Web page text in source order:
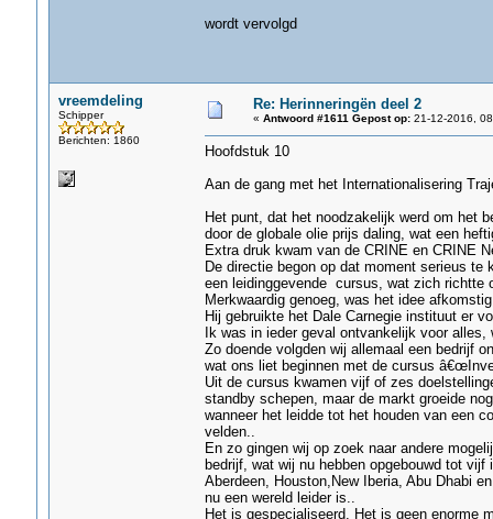
wordt vervolgd
vreemdeling
Schipper
Berichten: 1860
Re: Herinneringën deel 2
« Antwoord #1611 Gepost op:21-12-2016,
Hoofdstuk 10
Aan de gang met het Internationalisering
Het punt, dat het noodzakelijk werd om het
door de globale olie prijs daling, wat een
Extra druk kwam van de CRINE en CRINE
De directie begon op dat moment serieus te
een leidinggevende cursus, wat zich richtte
Merkwaardig genoeg, was het idee
Hij gebruikte het Dale Carnegie instituut er
Ik was in ieder geval ontvankelijk voor
Zo doende volgden wij allemaal een bedrijf
wat ons liet beginnen met de cursus
Uit de cursus kwamen vijf of zes
standby schepen, maar de markt groeide
wanneer het leidde tot het houden van een
velden..
En zo gingen wij op zoek naar andere
bedrijf, wat wij nu hebben opgebouwd tot
Aberdeen, Houston,New Iberia, Abu Dhabi
nu een wereld leider is..
Het is gespecialiseerd. Het is geen enorme